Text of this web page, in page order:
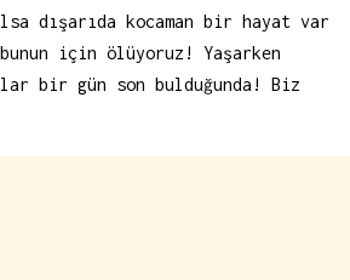
dışarıda kocaman bir hayat var
için ölüyoruz! Yaşarken
bir gün son bulduğunda! Biz